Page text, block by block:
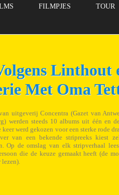
FILMPJES TOUR
Linthout
Met Oma
uitgeverij Concentra (Gazet van
werden steeds 10 albums uit één en
keer werd gekozen voor een sterke rode
van een bekende stripreeks kiest
Op de omslag van elk stripverhaal
die de keuze gemaakt heeft (de
lezen).